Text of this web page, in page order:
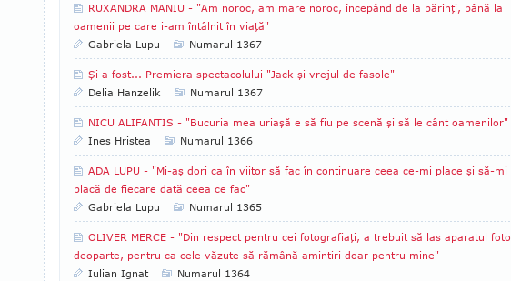
RUXANDRA MANIU - "Am noroc, am mare noroc, începând de la părinţi, până la
oamenii pe care i-am întâlnit în viaţă"
Gabriela Lupu
Numarul 1367
Şi a fost... Premiera spectacolului "Jack şi vrejul de fasole"
Delia Hanzelik
Numarul 1367
NICU ALIFANTIS - "Bucuria mea uriaşă e să fiu pe scenă şi să le cânt oamenilor"
Ines Hristea
Numarul 1366
ADA LUPU - "Mi-aş dori ca în viitor să fac în continuare ceea ce-mi place şi să-mi
placă de fiecare dată ceea ce fac"
Gabriela Lupu
Numarul 1365
OLIVER MERCE - "Din respect pentru cei fotografiaţi, a trebuit să las aparatul foto
deoparte, pentru ca cele văzute să rămână amintiri doar pentru mine"
Iulian Ignat
Numarul 1364